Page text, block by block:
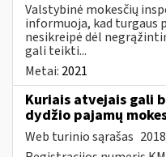
Valstybinė mokesčių
informuoja, kad turgaus
nesikreipė dėl
gali teikti...
Metai: 2021
Kuriais atvejais gali
dydžio pajamų
Web turinio sąrašas